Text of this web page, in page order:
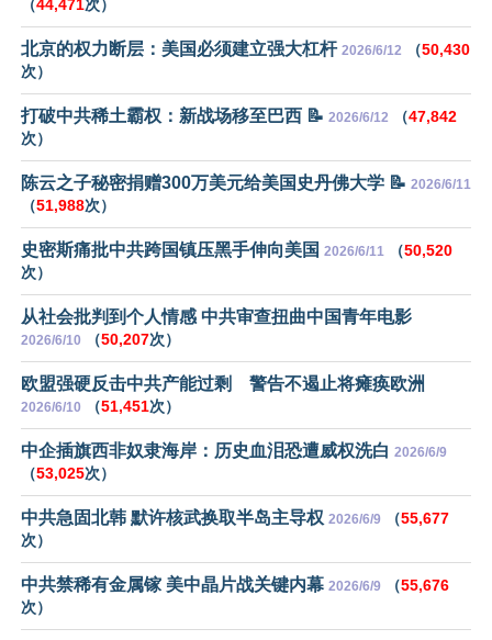
（44,471次）
北京的权力断层：美国必须建立强大杠杆 2026/6/12 （50,430
次）
打破中共稀土霸权：新战场移至巴西 📝 2026/6/12 （47,842
次）
陈云之子秘密捐赠300万美元给美国史丹佛大学 📝 2026/6/11
（51,988次）
史密斯痛批中共跨国镇压黑手伸向美国 2026/6/11 （50,520
次）
从社会批判到个人情感 中共审查扭曲中国青年电影
2026/6/10 （50,207次）
欧盟强硬反击中共产能过剩 警告不遏止将瘫痪欧洲
2026/6/10 （51,451次）
中企插旗西非奴隶海岸：历史血泪恐遭威权洗白 2026/6/9
（53,025次）
中共急固北韩 默许核武换取半岛主导权 2026/6/9 （55,677
次）
中共禁稀有金属镓 美中晶片战关键内幕 2026/6/9 （55,676
次）